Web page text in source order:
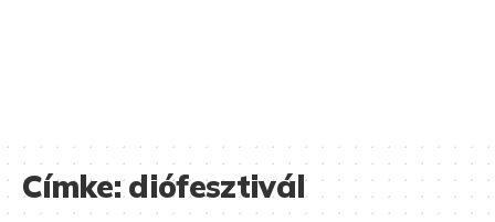
Címke:diófesztivál